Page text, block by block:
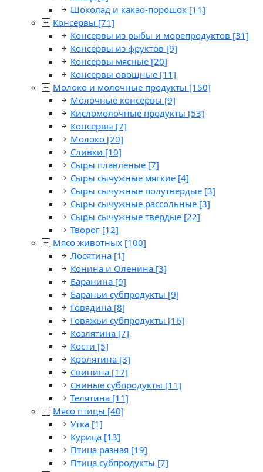
Шоколад и какао-порошок [11]
Консервы [71]
Консервы из рыбы и морепродуктов [31]
Консервы из фруктов [9]
Консервы мясные [20]
Консервы овощные [11]
Молоко и молочные продукты [150]
Молочные консервы [9]
Кисломолочные продукты [53]
Консервы [7]
Молоко [20]
Сливки [10]
Сыры плавленые [7]
Сыры сычужные мягкие [4]
Сыры сычужные полутвердые [3]
Сыры сычужные рассольные [3]
Сыры сычужные твердые [22]
Творог [12]
Мясо животных [100]
Лосятина [1]
Конина и Оленина [3]
Баранина [9]
Бараньи субпродукты [9]
Говядина [8]
Говяжьи субпродукты [16]
Козлятина [7]
Кости [5]
Кролятина [3]
Свинина [17]
Свиные субпродукты [11]
Телятина [11]
Мясо птицы [40]
Утка [1]
Курица [13]
Птица разная [19]
Птица субпродукты [7]